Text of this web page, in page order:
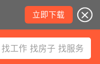
立即下载
找工作 找房子 找服务